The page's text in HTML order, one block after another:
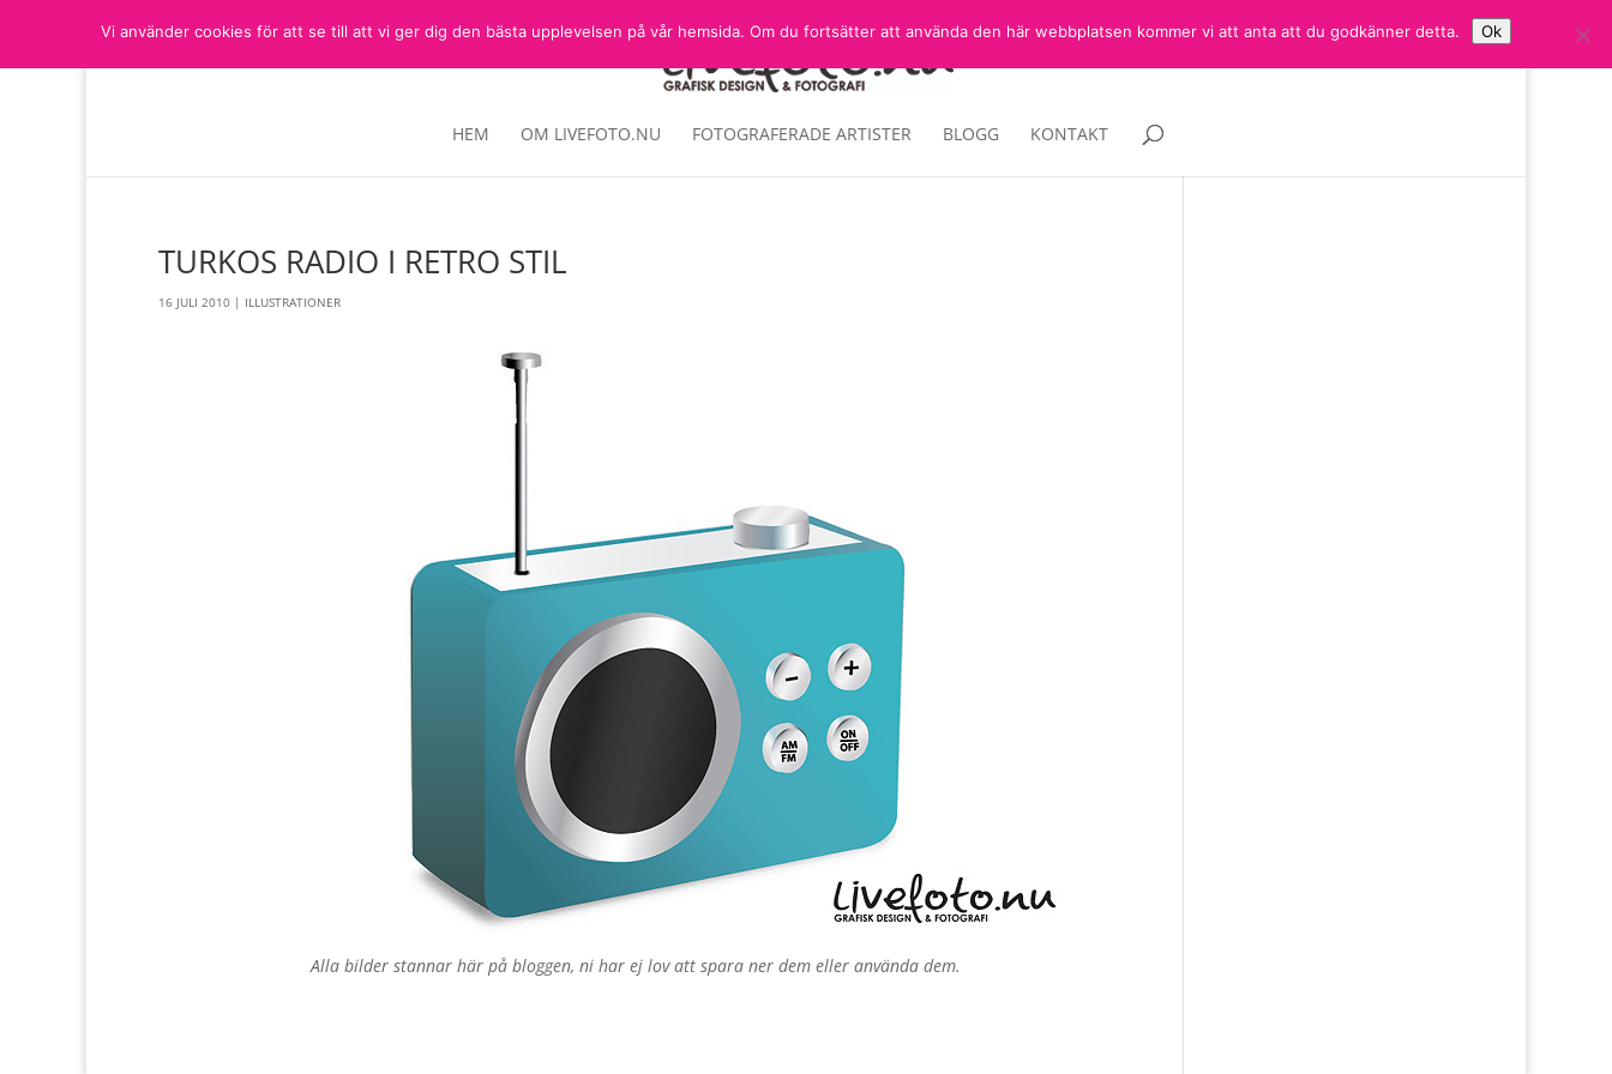
HEM OM LIVEFOTO.NU FOTOGRAFERADE ARTISTER BLOGG KONTAKT
TURKOS RADIO I RETRO STIL
16 JULI 2010 | ILLUSTRATIONER
Alla bilder stannar här på bloggen, ni har ej lov att spara ner dem eller använda dem.
Vi använder cookies för att se till att vi ger dig den bästa upplevelsen på vår hemsida. Om du fortsätter att använda den här webbplatsen kommer vi att anta att du godkänner detta. Ok